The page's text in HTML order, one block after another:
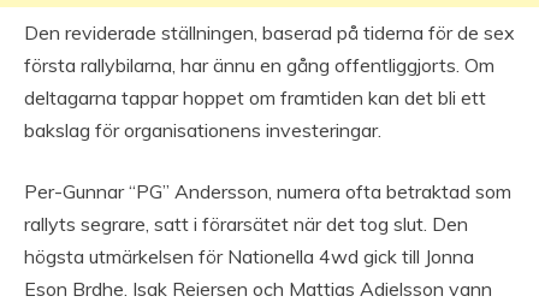
Den reviderade ställningen, baserad på tiderna för de sex
första rallybilarna, har ännu en gång offentliggjorts. Om
deltagarna tappar hoppet om framtiden kan det bli ett
bakslag för organisationens investeringar.
Per-Gunnar “PG” Andersson, numera ofta betraktad som
rallyts segrare, satt i förarsätet när det tog slut. Den
högsta utmärkelsen för Nationella 4wd gick till Jonna
Eson Brdhe. Isak Reiersen och Mattias Adielsson vann